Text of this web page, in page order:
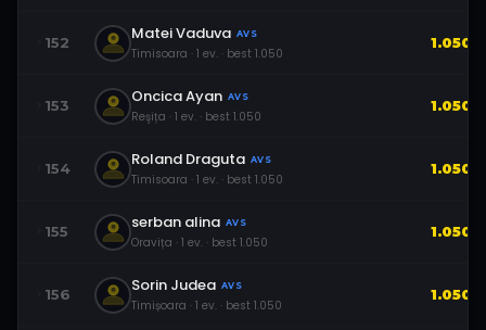
152 Matei Vaduva AVS
Timisoara · 1 ev. · best 1.050
1.050
153 Oncica Ayan AVS
Reşița · 1 ev. · best 1.050
1.050
154 Roland Draguta AVS
Timisoara · 1 ev. · best 1.050
1.050
155 serban alina AVS
Oravița · 1 ev. · best 1.050
1.050
156 Sorin Judea AVS
Timișoara · 1 ev. · best 1.050
1.050